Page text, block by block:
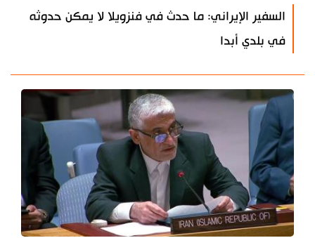
السفير الإيراني: ما حدث في فنزويلا لا يمكن حدوثه
في بلدي أبدا